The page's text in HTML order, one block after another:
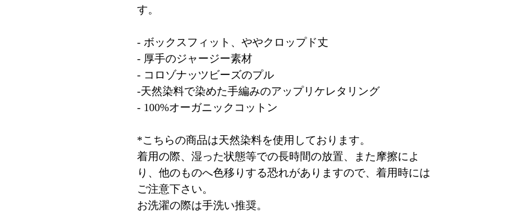
す。
- ボックスフィット、ややクロップド丈
- 厚手のジャージー素材
- コロゾナッツビーズのプル
-天然染料で染めた手編みのアップリケレタリング
- 100%オーガニックコットン
*こちらの商品は天然染料を使用しております。
着用の際、湿った状態等での長時間の放置、また摩擦によ
り、他のものへ色移りする恐れがありますので、着用時には
ご注意下さい。
お洗濯の際は手洗い推奨。